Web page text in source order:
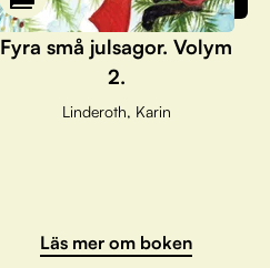
Fyra små julsagor. Volym
2.
Linderoth, Karin
Läs mer om boken